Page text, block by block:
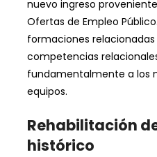
nuevo ingreso
Ofertas de Empleo
formaciones
competencias
fundamentalmente a los
equipos.
Rehabilitación
histórico